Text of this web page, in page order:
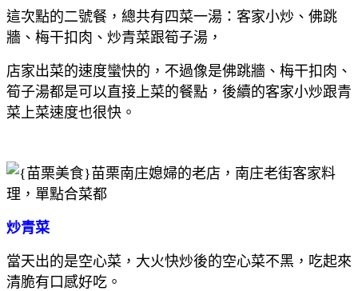
這次點的二號餐，總共有四菜一湯：客家小炒、佛跳
牆、梅干扣肉、炒青菜跟筍子湯，
店家出菜的速度蠻快的，不過像是佛跳牆、梅干扣肉、
筍子湯都是可以直接上菜的餐點，後續的客家小炒跟青
菜上菜速度也很快。
炒青菜
當天出的是空心菜，大火快炒後的空心菜不黑，吃起來
清脆有口感好吃。